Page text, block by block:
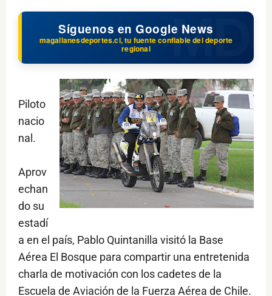
Síguenos en Google News
magallanesdeportes.cl, tu fuente confiable del deporte
regional
Piloto
nacio
nal.
Aprov
echan
do su
estadí
a en el país, Pablo Quintanilla visitó la Base
Aérea El Bosque para compartir una entretenida
charla de motivación con los cadetes de la
Escuela de Aviación de la Fuerza Aérea de Chile.